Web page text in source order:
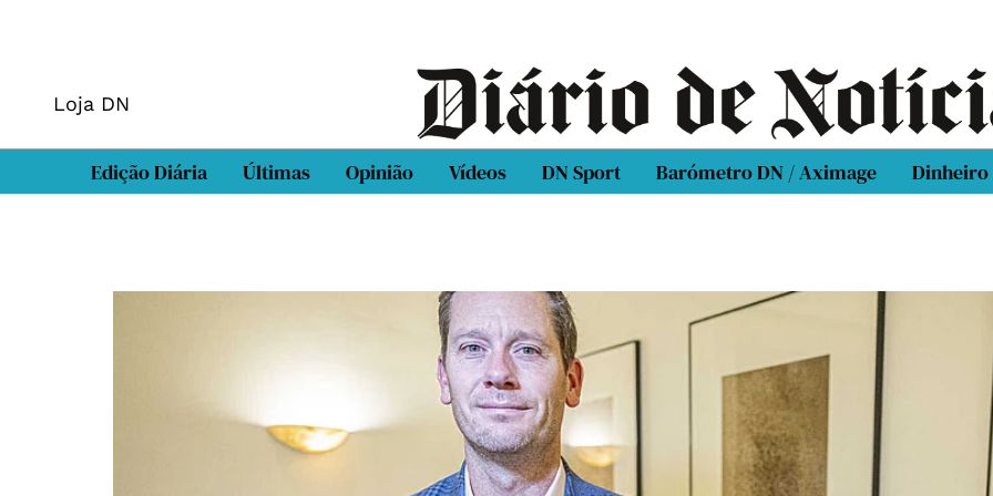
Loja DN
Edição Diária Últimas Opinião Vídeos DN Sport Barómetro DN / Aximage Dinheiro